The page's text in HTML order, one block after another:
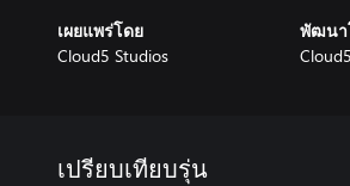
เผยแพร่โดย
Cloud5 Studios
พัฒนา
เปรียบเทียบรุ่น